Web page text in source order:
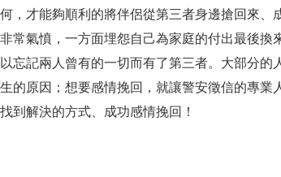
，才能夠順利的將伴侶從第三者身邊搶回來、
常氣憤，一方面埋怨自己為家庭的付出最後換
忘記兩人曾有的一切而有了第三者。大部分的
的原因；想要感情挽回，就讓警安徵信的專業
到解決的方式、成功感情挽回！